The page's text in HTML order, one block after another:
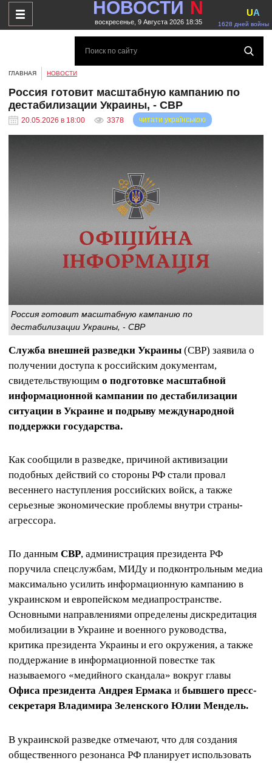
НОВОСТИ N
воскресенье, 9 Августа 2026 18:35 1628 дней войны
UA
ГЛАВНАЯ НОВОСТИ
Россия готовит масштабную кампанию по
дестабилизации Украины, - СВР
20.05.2026 в 18:00 3378 читати українською
Россия готовит масштабную кампанию по
дестабилизации Украины, - СВР
Служба внешней разведки Украины (СВР) заявила о
получении доступа к российским документам,
свидетельствующим о подготовке масштабной
информационной кампании по дестабилизации
ситуации в Украине и подрыву международной
поддержки государства.
Как сообщили в разведке, причиной активизации
подобных действий со стороны РФ стали провал
весеннего наступления российских войск, а также
серьезные экономические проблемы внутри страны-
агрессора.
По данным СВР, администрация президента РФ
поручила спецслужбам, МИДу и подконтрольным медиа
максимально усилить информационную кампанию в
украинском и европейском медиапространстве.
Основными направлениями определены дискредитация
мобилизации в Украине и военного руководства,
критика президента Украины и его окружения, а также
поддержание в информационной повестке так
называемого «медийного скандала» вокруг главы
Офиса президента Андрея Ермака и бывшего пресс-
секретаря Владимира Зеленского Юлии Мендель.
В украинской разведке отмечают, что для создания
общественного резонанса РФ планирует использовать